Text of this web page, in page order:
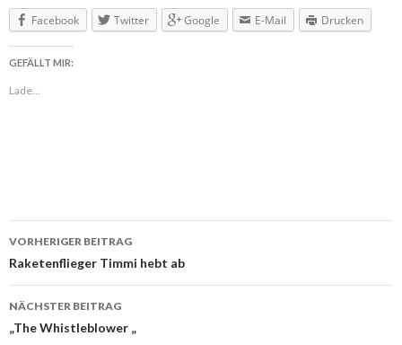
Facebook Twitter Google E-Mail Drucken
GEFÄLLT MIR:
Lade...
Beitragsnavigation
VORHERIGER BEITRAG
Raketenflieger Timmi hebt ab
NÄCHSTER BEITRAG
„The Whistleblower „